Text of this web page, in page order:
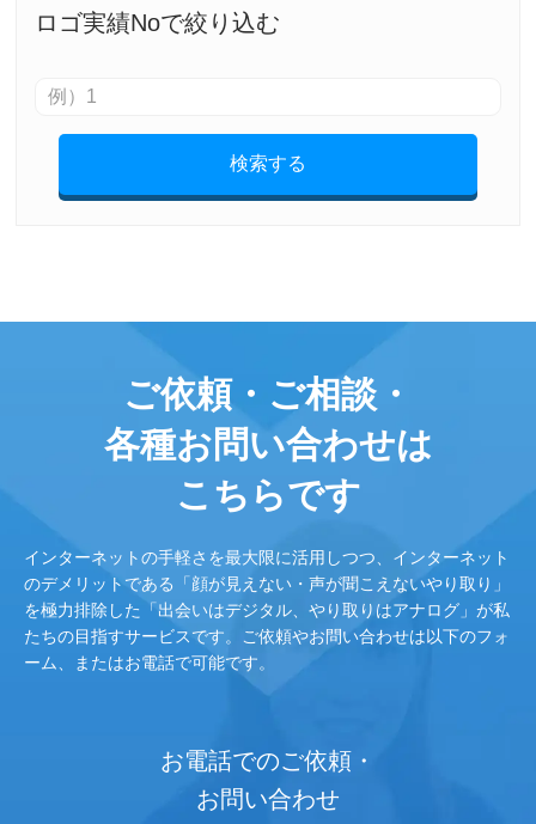
ロゴ実績Noで絞り込む
検索する
ご依頼・ご相談・
各種お問い合わせは
こちらです
インターネットの手軽さを最大限に活用しつつ、インターネット
のデメリットである「顔が見えない・声が聞こえないやり取り」
を極力排除した「出会いはデジタル、やり取りはアナログ」が私
たちの目指すサービスです。ご依頼やお問い合わせは以下のフォ
ーム、またはお電話で可能です。
お電話でのご依頼・
お問い合わせ